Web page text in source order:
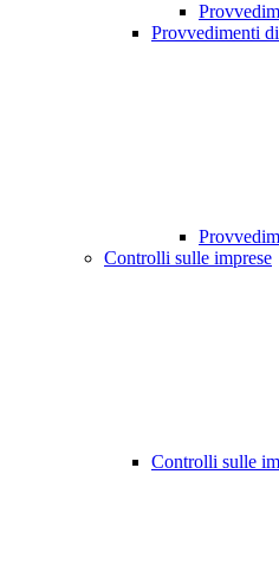
Provvedimenti
Controlli sulle imprese
Controlli sulle